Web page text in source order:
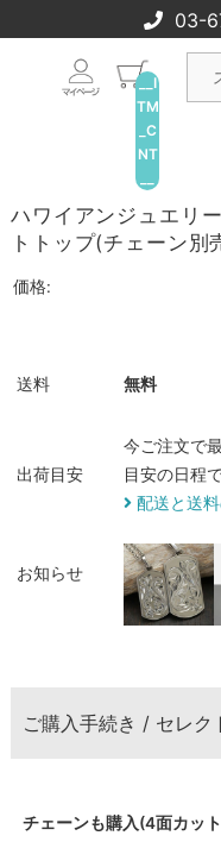
03-
__I
TM
_C
NT
ハワイアンジュエリ
トトップ(チェーン
価格:
送料 無料
出荷目安
今ご注文で
目安の日程で
配送と送
お知らせ
ご購入手続き / セレク
チェーンも購入(4面カッ